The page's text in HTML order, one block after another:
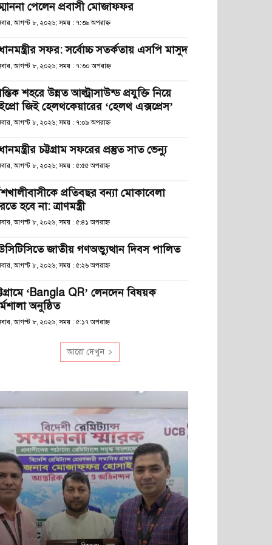
পেলেন প্রবাসী মোজাফফর
আগস্ট ৮, ২০২৬; সময় : ৭:৩৯ অপরাহ্ণ
সফর: সর্বোচ্চ সতর্কতায় এসপি মাসুদ
আগস্ট ৮, ২০২৬; সময় : ৭:৩০ অপরাহ্ণ
শহরে উন্নত আল্ট্রাসাউন্ড প্রযুক্তি নিয়ে
জিই হেলথকেয়ারের ‘হেলথ এক্সপ্রেস’
আগস্ট ৮, ২০২৬; সময় : ৭:০৯ অপরাহ্ণ
চট্টগ্রাম সফরের প্রস্তুত সাত ভেন্যু
আগস্ট ৮, ২০২৬; সময় : ৫:৫৫ অপরাহ্ণ
প্রতিবছর বন্যা মোকাবেলা
হবে না: ত্রাণমন্ত্রী
আগস্ট ৮, ২০২৬; সময় : ৫:৪১ অপরাহ্ণ
জাতীয় গণঅভ্যুত্থান দিবস পালিত
আগস্ট ৮, ২০২৬; সময় : ৫:২৬ অপরাহ্ণ
‘Bangla QR’ লেনদেন বিষয়ক
অনুষ্ঠিত
আগস্ট ৮, ২০২৬; সময় : ৫:১৭ অপরাহ্ণ
আরো দেখুন